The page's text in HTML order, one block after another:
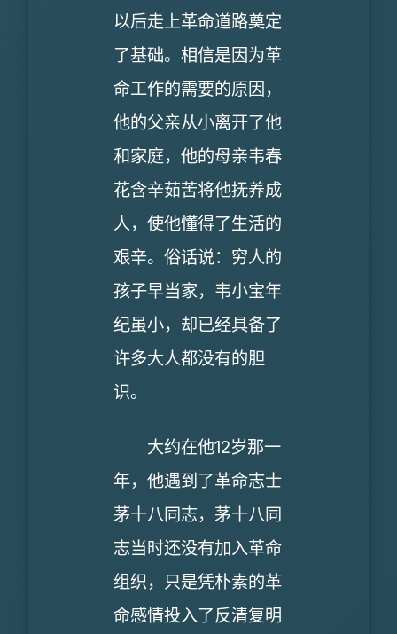
以后走上革命道路奠定
了基础。相信是因为革
命工作的需要的原因，
他的父亲从小离开了他
和家庭，他的母亲韦春
花含辛茹苦将他抚养成
人，使他懂得了生活的
艰辛。俗话说：穷人的
孩子早当家，韦小宝年
纪虽小，却已经具备了
许多大人都没有的胆
识。
大约在他12岁那一
年，他遇到了革命志士
茅十八同志，茅十八同
志当时还没有加入革命
组织，只是凭朴素的革
命感情投入了反清复明